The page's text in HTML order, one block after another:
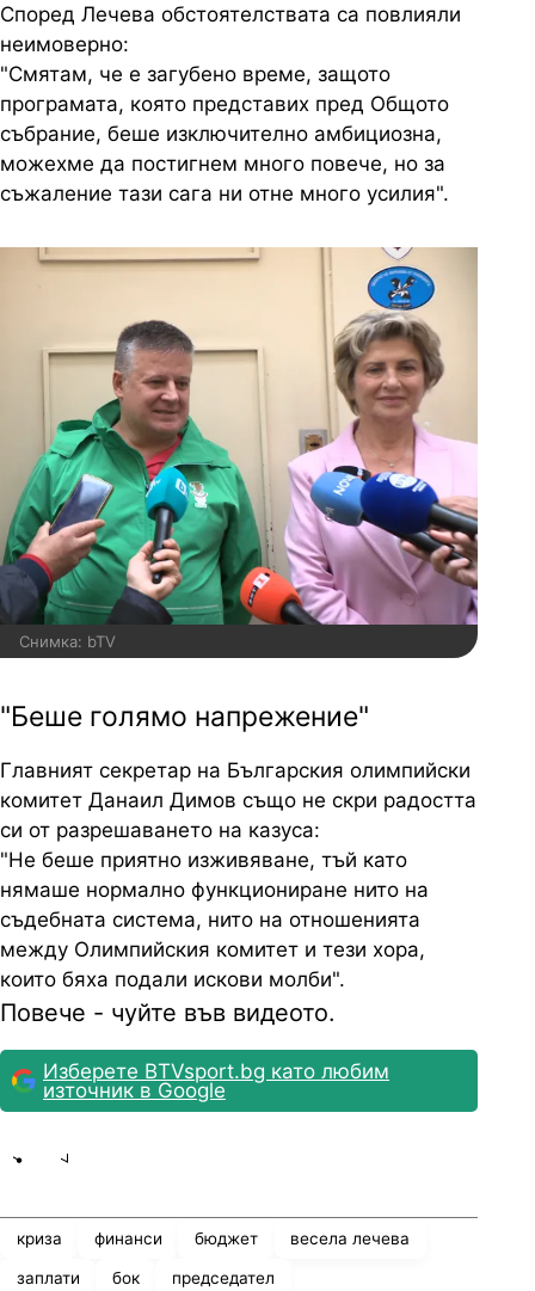
Според Лечева обстоятелствата са повлияли
неимоверно:
"Смятам, че е загубено време, защото
програмата, която представих пред Общото
събрание, беше изключително амбициозна,
можехме да постигнем много повече, но за
съжаление тази сага ни отне много усилия".
Снимка: bTV
"Беше голямо напрежение"
Главният секретар на Българския олимпийски
комитет Данаил Димов също не скри радостта
си от разрешаването на казуса:
"Не беше приятно изживяване, тъй като
нямаше нормално функциониране нито на
съдебната система, нито на отношенията
между Олимпийския комитет и тези хора,
които бяха подали искови молби".
Повече - чуйте във видеото.
Изберете BTVsport.bg като любим
източник в Google
криза финанси бюджет весела лечева
заплати бок председател